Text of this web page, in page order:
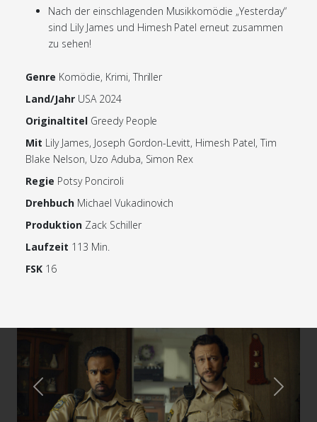
Nach der einschlagenden Musikkomödie „Yesterday“
sind Lily James und Himesh Patel erneut zusammen
zu sehen!
Genre Komödie, Krimi, Thriller
Land/Jahr USA 2024
Originaltitel Greedy People
Mit Lily James, Joseph Gordon-Levitt, Himesh Patel, Tim
Blake Nelson, Uzo Aduba, Simon Rex
Regie Potsy Ponciroli
Drehbuch Michael Vukadinovich
Produktion Zack Schiller
Laufzeit 113 Min.
FSK 16
Previous Next